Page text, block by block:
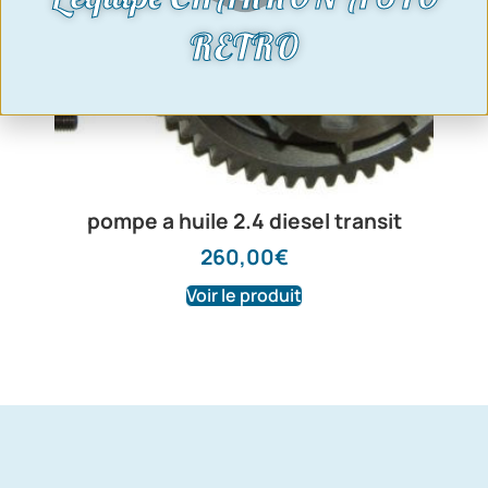
pompe a huile 2.4 diesel transit
260,00€
Voir le produit
RETRO